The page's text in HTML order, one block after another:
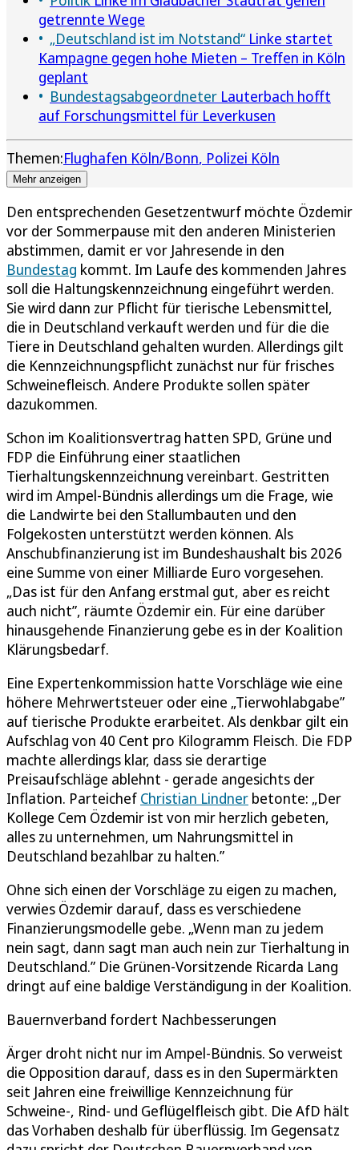
getrennte Wege
„Deutschland ist im Notstand“ Linke startet
Kampagne gegen hohe Mieten – Treffen in Köln
geplant
Bundestagsabgeordneter Lauterbach hofft
auf Forschungsmittel für Leverkusen
Themen:Flughafen Köln/Bonn Polizei Köln
Mehr anzeigen
Den entsprechenden Gesetzentwurf möchte Özdemir
vor der Sommerpause mit den anderen Ministerien
abstimmen, damit er vor Jahresende in den
Bundestag kommt. Im Laufe des kommenden Jahres
soll die Haltungskennzeichnung eingeführt werden.
Sie wird dann zur Pflicht für tierische Lebensmittel,
die in Deutschland verkauft werden und für die die
Tiere in Deutschland gehalten wurden. Allerdings gilt
die Kennzeichnungspflicht zunächst nur für frisches
Schweinefleisch. Andere Produkte sollen später
dazukommen.
Schon im Koalitionsvertrag hatten SPD, Grüne und
FDP die Einführung einer staatlichen
Tierhaltungskennzeichnung vereinbart. Gestritten
wird im Ampel-Bündnis allerdings um die Frage, wie
die Landwirte bei den Stallumbauten und den
Folgekosten unterstützt werden können. Als
Anschubfinanzierung ist im Bundeshaushalt bis 2026
eine Summe von einer Milliarde Euro vorgesehen.
„Das ist für den Anfang erstmal gut, aber es reicht
auch nicht”, räumte Özdemir ein. Für eine darüber
hinausgehende Finanzierung gebe es in der Koalition
Klärungsbedarf.
Eine Expertenkommission hatte Vorschläge wie eine
höhere Mehrwertsteuer oder eine „Tierwohlabgabe”
auf tierische Produkte erarbeitet. Als denkbar gilt ein
Aufschlag von 40 Cent pro Kilogramm Fleisch. Die FDP
machte allerdings klar, dass sie derartige
Preisaufschläge ablehnt - gerade angesichts der
Inflation. Parteichef Christian Lindner betonte: „Der
Kollege Cem Özdemir ist von mir herzlich gebeten,
alles zu unternehmen, um Nahrungsmittel in
Deutschland bezahlbar zu halten.”
Ohne sich einen der Vorschläge zu eigen zu machen,
verwies Özdemir darauf, dass es verschiedene
Finanzierungsmodelle gebe. „Wenn man zu jedem
nein sagt, dann sagt man auch nein zur Tierhaltung in
Deutschland.” Die Grünen-Vorsitzende Ricarda Lang
dringt auf eine baldige Verständigung in der Koalition.
Bauernverband fordert Nachbesserungen
Ärger droht nicht nur im Ampel-Bündnis. So verweist
die Opposition darauf, dass es in den Supermärkten
seit Jahren eine freiwillige Kennzeichnung für
Schweine-, Rind- und Geflügelfleisch gibt. Die AfD hält
das Vorhaben deshalb für überflüssig. Im Gegensatz